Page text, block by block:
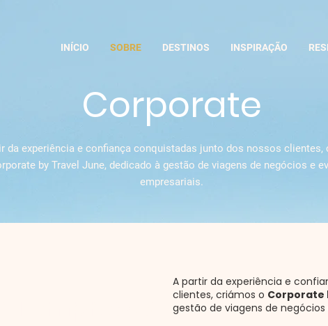
INÍCIO SOBRE DESTINOS INSPIRAÇÃO
Corporate
da experiência e confiança conquistadas junto dos nossos clientes,
by Travel June, dedicado à gestão de viagens de negócios e
empresariais.
A partir da experiência e
clientes, criámos o Corporate
gestão de viagens de